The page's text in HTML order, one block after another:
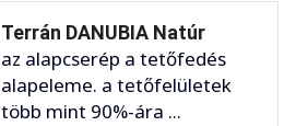
Terrán DANUBIA Natúr
az alapcserép a tetőfedés
alapeleme. a tetőfelületek
több mint 90%-ára ...